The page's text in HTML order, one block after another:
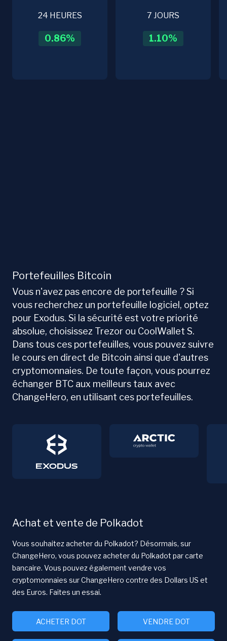
24 HEURES
0.86%
7 JOURS
1.10%
Portefeuilles Bitcoin
Vous n'avez pas encore de portefeuille ? Si
vous recherchez un portefeuille logiciel, optez
pour Exodus. Si la sécurité est votre priorité
absolue, choisissez Trezor ou CoolWallet S.
Dans tous ces portefeuilles, vous pouvez suivre
le cours en direct de Bitcoin ainsi que d'autres
cryptomonnaies. De toute façon, vous pourrez
échanger BTC aux meilleurs taux avec
ChangeHero, en utilisant ces portefeuilles.
Achat et vente de Polkadot
Vous souhaitez acheter du Polkadot? Désormais, sur
ChangeHero, vous pouvez acheter du Polkadot par carte
bancaire. Vous pouvez également vendre vos
cryptomonnaies sur ChangeHero contre des Dollars US et
des Euros. Faites un essai.
ACHETER DOT VENDRE DOT